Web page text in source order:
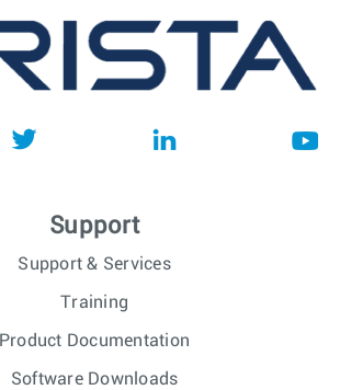
Support
Support & Services
Training
Product Documentation
Software Downloads